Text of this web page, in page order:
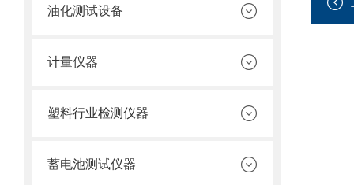
油化测试设备
计量仪器
塑料行业检测仪器
蓄电池测试仪器